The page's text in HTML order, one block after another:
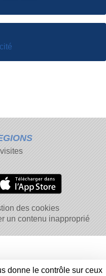
des cookies
un contenu inapproprié
donne le contrôle sur ceux